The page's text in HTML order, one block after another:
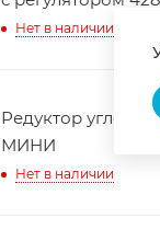
Нет в наличии
Редуктор
МИНИ
Нет в наличии